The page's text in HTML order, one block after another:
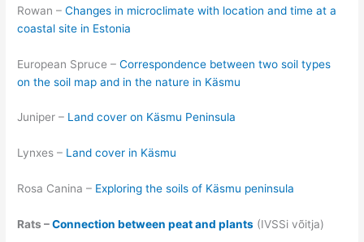
Rowan –Changes in microclimate with location and time at a
coastal site in Estonia
European Spruce –Correspondence between two soil types
on the soil map and in the nature in Käsmu
Juniper – Land cover on Käsmu Peninsula
Lynxes – Land cover in Käsmu
Rosa Canina – Exploring the soils of Käsmu peninsula
Rats –Connection between peat and plants (IVSSi võitja)